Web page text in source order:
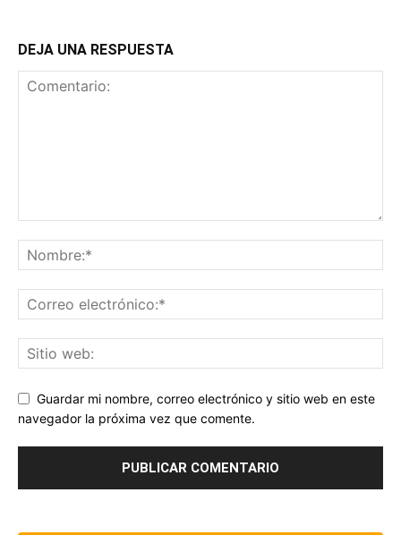
DEJA UNA RESPUESTA
Guardar mi nombre, correo electrónico y sitio web en este
navegador la próxima vez que comente.